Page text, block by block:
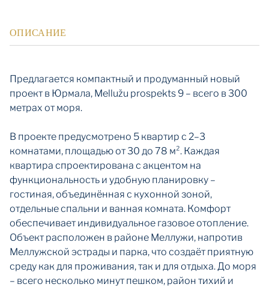
ОПИСАНИЕ
Предлагается компактный и продуманный новый
проект в Юрмала, Mellužu prospekts 9 – всего в 300
метрах от моря.
В проекте предусмотрено 5 квартир с 2–3
комнатами, площадью от 30 до 78 м². Каждая
квартира спроектирована с акцентом на
функциональность и удобную планировку –
гостиная, объединённая с кухонной зоной,
отдельные спальни и ванная комната. Комфорт
обеспечивает индивидуальное газовое отопление.
Объект расположен в районе Меллужи, напротив
Меллужской эстрады и парка, что создаёт приятную
среду как для проживания, так и для отдыха. До моря
– всего несколько минут пешком, район тихий и